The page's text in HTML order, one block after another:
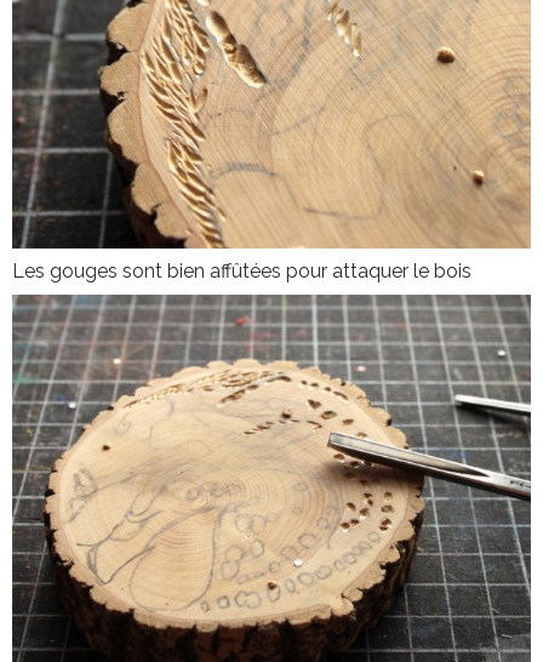
Les gouges sont bien affûtées pour attaquer le bois